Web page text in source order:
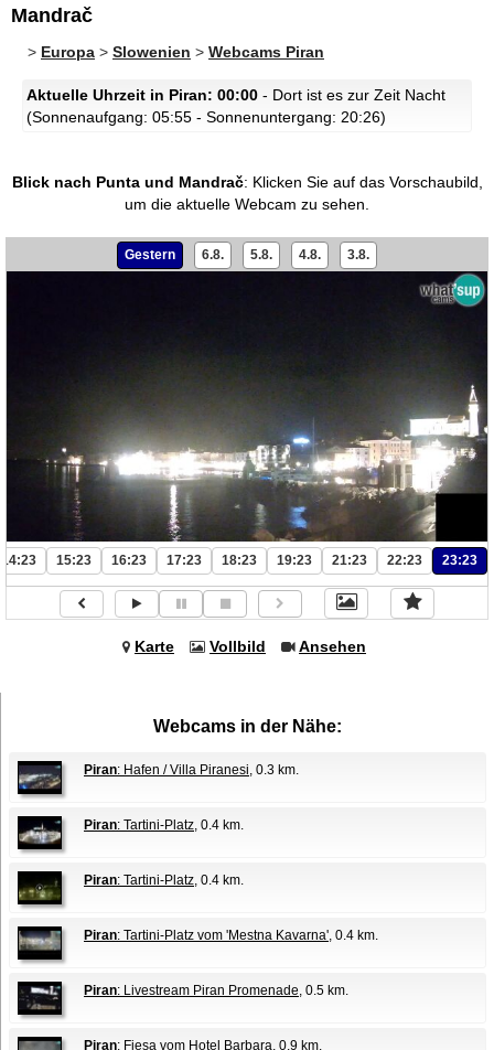
Mandrač
> Europa > Slowenien > Webcams Piran
Aktuelle Uhrzeit in Piran: 00:00 - Dort ist es zur Zeit Nacht
(Sonnenaufgang: 05:55 - Sonnenuntergang: 20:26)
Blick nach Punta und Mandrač: Klicken Sie auf das Vorschaubild,
um die aktuelle Webcam zu sehen.
Gestern 6.8. 5.8. 4.8. 3.8.
14:23 15:23 16:23 17:23 18:23 19:23 21:23 22:23 23:23
Karte Vollbild Ansehen
Webcams in der Nähe:
Piran: Hafen / Villa Piranesi, 0.3 km.
Piran: Tartini-Platz, 0.4 km.
Piran: Tartini-Platz, 0.4 km.
Piran: Tartini-Platz vom 'Mestna Kavarna', 0.4 km.
Piran: Livestream Piran Promenade, 0.5 km.
Piran: Fiesa vom Hotel Barbara, 0.9 km.